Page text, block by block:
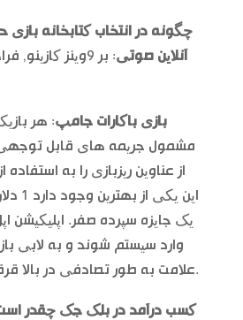
چگونه در انتخاب کتابخانه بازی
آنلاین صوتی
: بر 9وینز
بازی باکارات جامپ: هر
مشمول جریمه های قابل توجهی
از عناوین ریزبازی را به
این
یک جایزه سپرده صفر. اپلیکیشن
وارد سیستم شوند و به لابی
علامت به طور تصادفی در بالا قرقره به نظر می رسد.
کسب درآمد در بلک جک چقدر